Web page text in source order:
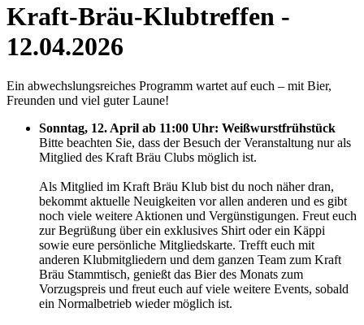
Kraft-Bräu-Klubtreffen -
12.04.2026
Ein abwechslungsreiches Programm wartet auf euch – mit Bier,
Freunden und viel guter Laune!
Sonntag, 12. April ab 11:00 Uhr: Weißwurstfrühstück
Bitte beachten Sie, dass der Besuch der Veranstaltung nur als
Mitglied des Kraft Bräu Clubs möglich ist.
Als Mitglied im Kraft Bräu Klub bist du noch näher dran,
bekommt aktuelle Neuigkeiten vor allen anderen und es gibt
noch viele weitere Aktionen und Vergünstigungen. Freut euch
zur Begrüßung über ein exklusives Shirt oder ein Käppi
sowie eure persönliche Mitgliedskarte. Trefft euch mit
anderen Klubmitgliedern und dem ganzen Team zum Kraft
Bräu Stammtisch, genießt das Bier des Monats zum
Vorzugspreis und freut euch auf viele weitere Events, sobald
ein Normalbetrieb wieder möglich ist.